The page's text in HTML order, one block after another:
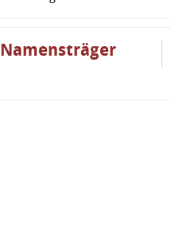
Namensträger